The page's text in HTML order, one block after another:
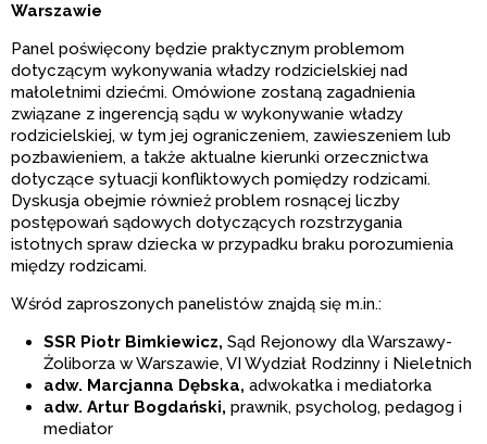
Warszawie
Panel poświęcony będzie praktycznym problemom
dotyczącym wykonywania władzy rodzicielskiej nad
małoletnimi dziećmi. Omówione zostaną zagadnienia
związane z ingerencją sądu w wykonywanie władzy
rodzicielskiej, w tym jej ograniczeniem, zawieszeniem lub
pozbawieniem, a także aktualne kierunki orzecznictwa
dotyczące sytuacji konfliktowych pomiędzy rodzicami.
Dyskusja obejmie również problem rosnącej liczby
postępowań sądowych dotyczących rozstrzygania
istotnych spraw dziecka w przypadku braku porozumienia
między rodzicami.
Wśród zaproszonych panelistów znajdą się m.in.:
SSR Piotr Bimkiewicz, Sąd Rejonowy dla Warszawy-
Żoliborza w Warszawie, VI Wydział Rodzinny i Nieletnich
adw. Marcjanna Dębska, adwokatka i mediatorka
adw. Artur Bogdański, prawnik, psycholog, pedagog i
mediator